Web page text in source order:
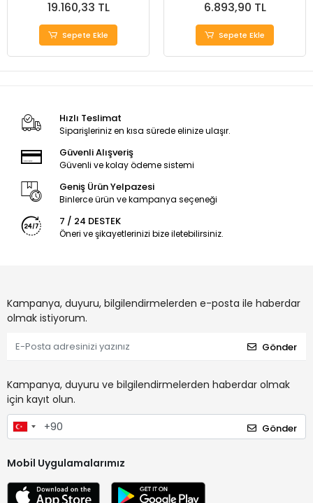
19.160,33 TL
Sepete Ekle
6.893,90 TL
Sepete Ekle
Hızlı Teslimat
Siparişleriniz en kısa sürede elinize ulaşır.
Güvenli Alışveriş
Güvenli ve kolay ödeme sistemi
Geniş Ürün Yelpazesi
Binlerce ürün ve kampanya seçeneği
7 / 24 DESTEK
Öneri ve şikayetlerinizi bize iletebilirsiniz.
Kampanya, duyuru, bilgilendirmelerden e-posta ile haberdar
olmak istiyorum.
Gönder
Kampanya, duyuru ve bilgilendirmelerden haberdar olmak
için kayıt olun.
Gönder
Mobil Uygulamalarımız